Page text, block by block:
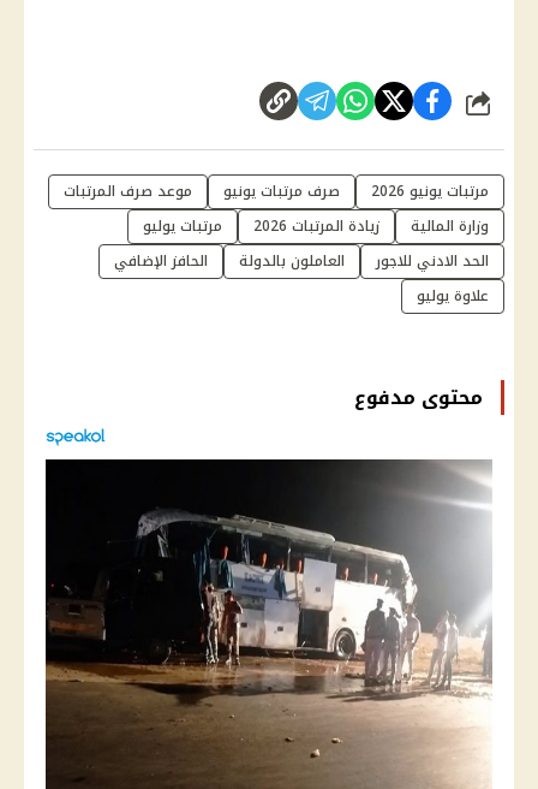
شارك
مرتبات يونيو 2026 صرف مرتبات يونيو
موعد صرف المرتبات
وزارة المالية
زيادة المرتبات 2026
مرتبات يوليو
الحد الادني للاجور
العاملون بالدولة
الحافز الإضافي
علاوة يوليو
محتوى مدفوع